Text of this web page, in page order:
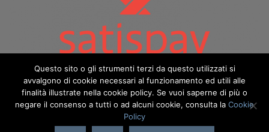
Copyright 2026 ©️ Eurottica & Vanzina - eurotticavanzina.it è
Questo sito o gli strumenti terzi da questo utilizzati si
avvalgono di cookie necessari al funzionamento ed utili alle
finalità illustrate nella cookie policy. Se vuoi saperne di più o
negare il consenso a tutti o ad alcuni cookie, consulta la Cookie
Policy